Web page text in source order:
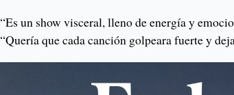
“Es un show visceral, lleno de energía y
“Quería que cada canción golpeara fuerte y